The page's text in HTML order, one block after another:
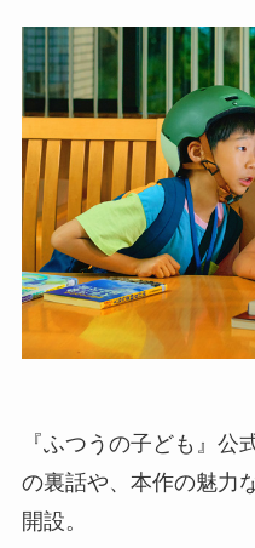
『ふつうの子ども』公
の裏話や、本作の魅力
開設。